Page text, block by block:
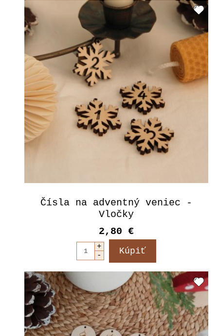
Čísla na adventný veniec -
Vločky
2,80 €